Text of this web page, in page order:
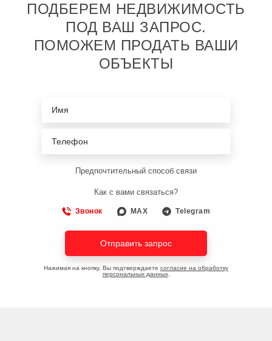
ПОДБЕРЕМ НЕДВИЖИМОСТЬ
ПОД ВАШ ЗАПРОС.
ПОМОЖЕМ ПРОДАТЬ ВАШИ
ОБЪЕКТЫ
Предпочтительный способ связи
Как с вами связаться?
Звонок MAX Telegram
Отправить запрос
Нажимая на кнопку, Вы подтверждаете согласие на обработку
персональных данных.